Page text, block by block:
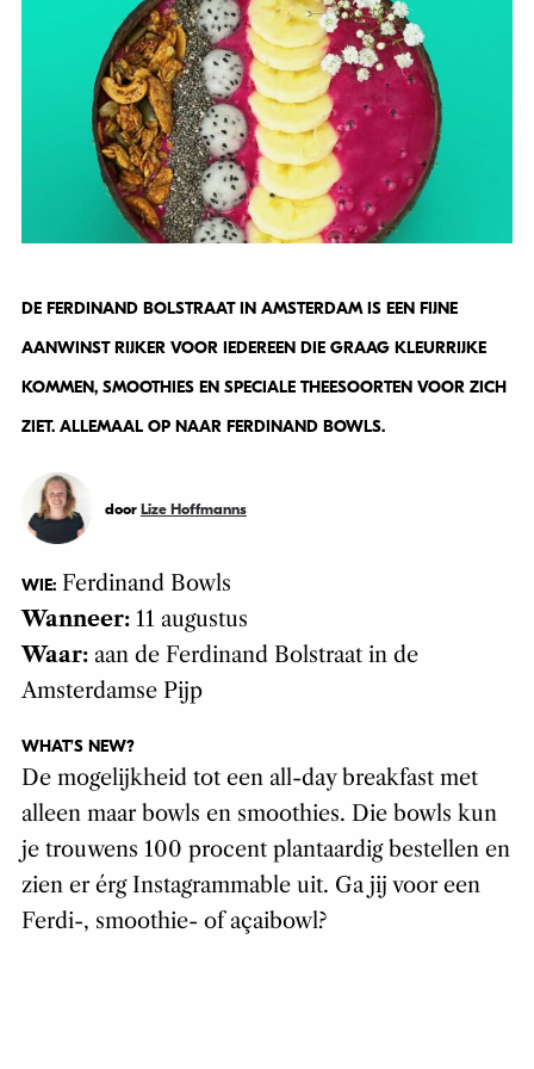
DE FERDINAND BOLSTRAAT IN AMSTERDAM IS EEN FIJNE
AANWINST RIJKER VOOR IEDEREEN DIE GRAAG KLEURRIJKE
KOMMEN, SMOOTHIES EN SPECIALE THEESOORTEN VOOR ZICH
ZIET. ALLEMAAL OP NAAR FERDINAND BOWLS.
door Lize Hoffmanns
WIE:Ferdinand Bowls
Wanneer:11 augustus
Waar: aan de Ferdinand Bolstraat in de
Amsterdamse Pijp
WHAT’S NEW?
De mogelijkheid tot een all-day breakfast met
alleen maar bowls en smoothies. Die bowls kun
je trouwens 100 procent plantaardig bestellen en
zien er érg Instagrammable uit. Ga jij voor een
Ferdi-, smoothie- of açaibowl?